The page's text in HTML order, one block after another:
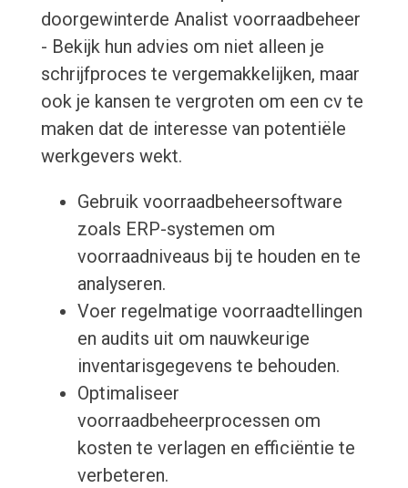
doorgewinterde Analist voorraadbeheer
- Bekijk hun advies om niet alleen je
schrijfproces te vergemakkelijken, maar
ook je kansen te vergroten om een cv te
maken dat de interesse van potentiële
werkgevers wekt.
Gebruik voorraadbeheersoftware
zoals ERP-systemen om
voorraadniveaus bij te houden en te
analyseren.
Voer regelmatige voorraadtellingen
en audits uit om nauwkeurige
inventarisgegevens te behouden.
Optimaliseer
voorraadbeheerprocessen om
kosten te verlagen en efficiëntie te
verbeteren.